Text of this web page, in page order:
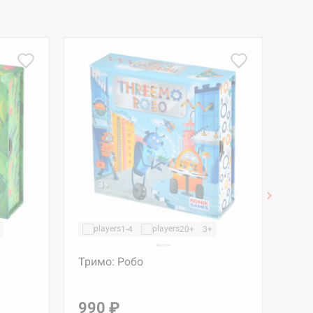
1-4 20+ 3+
Тримо: Робо
990 ₽